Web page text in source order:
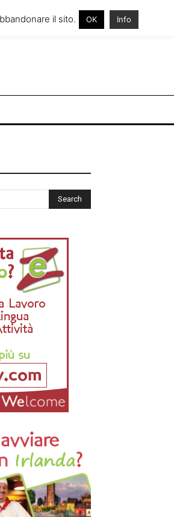
L’IRLANDA
il sito. OK Info